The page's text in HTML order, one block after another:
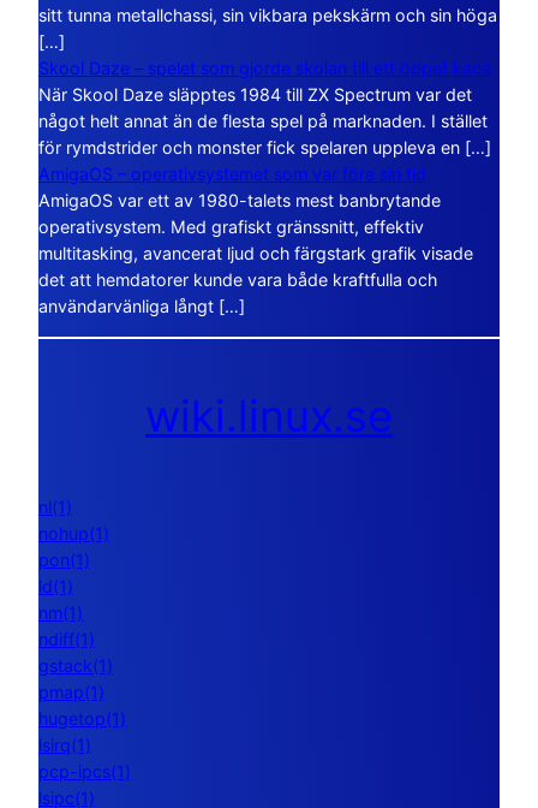
sitt tunna metallchassi, sin vikbara pekskärm och sin höga
[…]
Skool Daze – spelet som gjorde skolan till ett öppet kaos
När Skool Daze släpptes 1984 till ZX Spectrum var det
något helt annat än de flesta spel på marknaden. I stället
för rymdstrider och monster fick spelaren uppleva en […]
AmigaOS – operativsystemet som var före sin tid
AmigaOS var ett av 1980-talets mest banbrytande
operativsystem. Med grafiskt gränssnitt, effektiv
multitasking, avancerat ljud och färgstark grafik visade
det att hemdatorer kunde vara både kraftfulla och
användarvänliga långt […]
wiki.linux.se
nl(1)
nohup(1)
pon(1)
ld(1)
nm(1)
ndiff(1)
gstack(1)
pmap(1)
hugetop(1)
lsirq(1)
pcp-ipcs(1)
lsipc(1)